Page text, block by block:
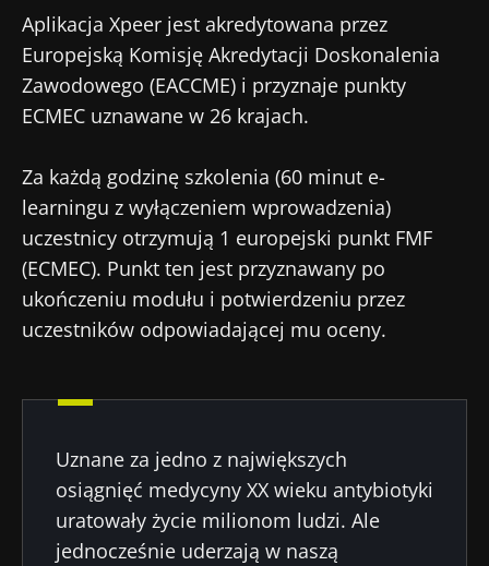
Aplikacja Xpeer jest akredytowana przez
Europejską Komisję Akredytacji Doskonalenia
Zawodowego (EACCME) i przyznaje punkty
ECMEC uznawane w 26 krajach.
Za każdą godzinę szkolenia (60 minut e-
learningu z wyłączeniem wprowadzenia)
uczestnicy otrzymują 1 europejski punkt FMF
(ECMEC). Punkt ten jest przyznawany po
ukończeniu modułu i potwierdzeniu przez
uczestników odpowiadającej mu oceny.
Uznane za jedno z największych
osiągnięć medycyny XX wieku antybiotyki
uratowały życie milionom ludzi. Ale
jednocześnie uderzają w naszą
Pobyt na stronie internetowej Instytutu
Microbiota BioCodex
Chcę zaprenumerować inne wiadomości z
Biocodexu
Zapoznałem się i akceptujęogólne warunki
korzystaniai polityka ochrony danych
* Pole obowiązkowe
BMI 20-35
BMI 20-35
Więcej informacji
23/07/2026
Wpływ
artykuł
16/07/2026
Wewnętrzna
artykuł